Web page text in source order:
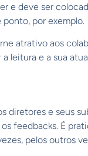
e deve ser
por exemplo.
atrativo aos
leitura e a sua
diretores e seus
feedbacks. É
pelos outros